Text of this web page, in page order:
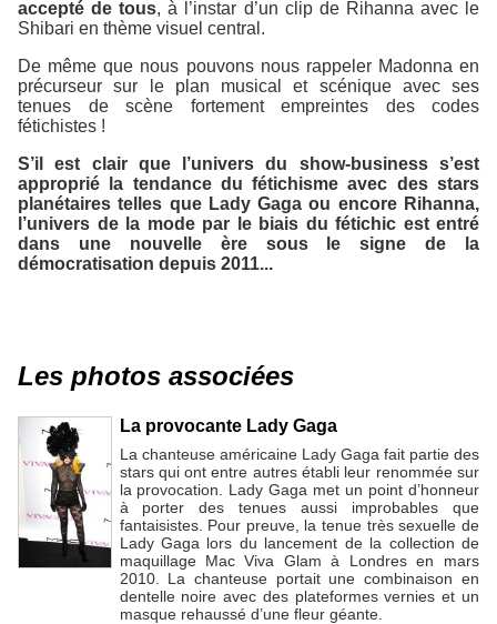
accepté de tous, à l’instar d’un clip de Rihanna avec le
Shibari en thème visuel central.
De même que nous pouvons nous rappeler Madonna en
précurseur sur le plan musical et scénique avec ses
tenues de scène fortement empreintes des codes
fétichistes !
S’il est clair que l’univers du show-business s’est
approprié la tendance du fétichisme avec des stars
planétaires telles que Lady Gaga ou encore Rihanna,
l’univers de la mode par le biais du fétichic est entré
dans une nouvelle ère sous le signe de la
démocratisation depuis 2011...
Les photos associées
La provocante Lady Gaga
La chanteuse américaine Lady Gaga fait partie des
stars qui ont entre autres établi leur renommée sur
la provocation. Lady Gaga met un point d’honneur
à porter des tenues aussi improbables que
fantaisistes. Pour preuve, la tenue très sexuelle de
Lady Gaga lors du lancement de la collection de
maquillage Mac Viva Glam à Londres en mars
2010. La chanteuse portait une combinaison en
dentelle noire avec des plateformes vernies et un
masque rehaussé d’une fleur géante.